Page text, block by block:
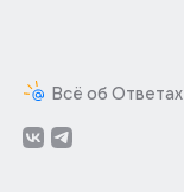
Всё об Ответах